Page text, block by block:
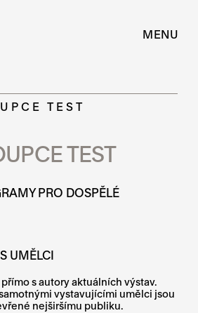
MENU
TEST
TEST
PRO DOSPĚLÉ
UMĚLCI
s autory aktuálních výstav.
vystavujícími umělci jsou
nejširšímu publiku.